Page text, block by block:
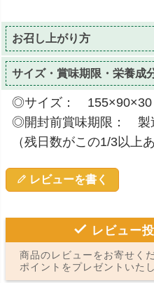
お召し上がり方
サイズ・賞味期限・栄養成
◎サイズ： 155×90×30
◎開封前賞味期限： 製
（残日数がこの1/3以上
レビューを書く
レビュー
商品のレビューをお寄せく
ポイントをプレゼントいたし